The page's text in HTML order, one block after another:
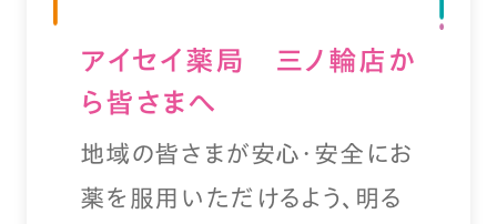
アイセイ薬局 三ノ輪店か
ら皆さまへ
地域の皆さまが安心・安全にお
薬を服用いただけるよう、明る